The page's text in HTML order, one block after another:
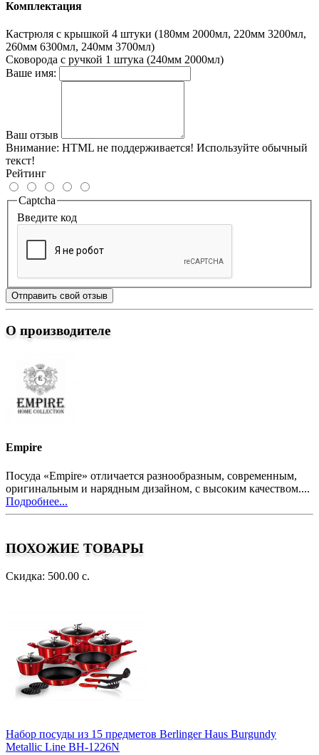
Комплектация
Кастрюля с крышкой 4 штуки (180мм 2000мл, 220мм 3200мл,
260мм 6300мл, 240мм 3700мл)
Сковорода с ручкой 1 штука (240мм 2000мл)
Ваше имя:
Ваш отзыв
Внимание: HTML не поддерживается! Используйте обычный
текст!
Рейтинг
Captcha
Введите код
Отправить свой отзыв
О производителе
Empire
Посуда «Empire» отличается разнообразным, современным,
оригинальным и нарядным дизайном, с высоким качеством....
Подробнее...
ПОХОЖИЕ ТОВАРЫ
Скидка: 500.00 с.
Набор посуды из 15 предметов Berlinger Haus Burgundy
Metallic Line BH-1226N